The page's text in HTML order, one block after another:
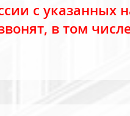
с указанных
в том